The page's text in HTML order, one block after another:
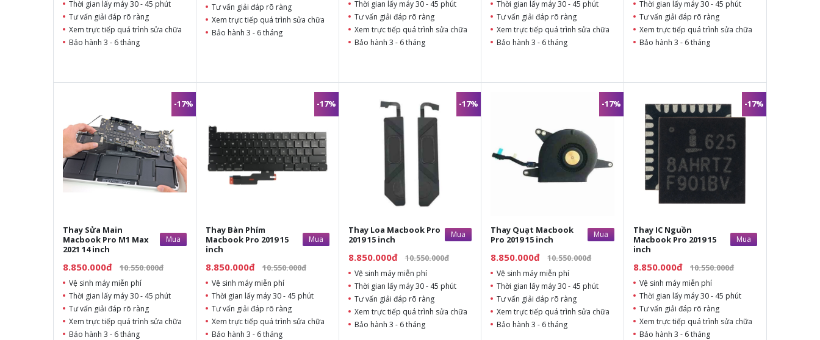
Thời gian lấy máy 30 - 45 phút
Tư vấn giải đáp rõ ràng
Xem trực tiếp quá trình sửa chữa
Bảo hành 3 - 6 tháng
Tư vấn giải đáp rõ ràng
Xem trực tiếp quá trình sửa chữa
Bảo hành 3 - 6 tháng
Thời gian lấy máy 30 - 45 phút
Tư vấn giải đáp rõ ràng
Xem trực tiếp quá trình sửa chữa
Bảo hành 3 - 6 tháng
Thời gian lấy máy 30 - 45 phút
Tư vấn giải đáp rõ ràng
Xem trực tiếp quá trình sửa chữa
Bảo hành 3 - 6 tháng
Thời gian lấy máy 30 - 45 phút
Tư vấn giải đáp rõ ràng
Xem trực tiếp quá trình sửa chữa
Bảo hành 3 - 6 tháng
-17%
Thay Sửa Main
Macbook Pro M1 Max
2021 14 inch
Mua
8.850.000đ 10.550.000đ
Vệ sinh máy miễn phí
Thời gian lấy máy 30 - 45 phút
Tư vấn giải đáp rõ ràng
Xem trực tiếp quá trình sửa chữa
Bảo hành 3 - 6 tháng
-17%
Thay Bàn Phím
Macbook Pro 2019 15
inch
Mua
8.850.000đ 10.550.000đ
Vệ sinh máy miễn phí
Thời gian lấy máy 30 - 45 phút
Tư vấn giải đáp rõ ràng
Xem trực tiếp quá trình sửa chữa
Bảo hành 3 - 6 tháng
-17%
Thay Loa Macbook Pro
2019 15 inch
Mua
8.850.000đ 10.550.000đ
Vệ sinh máy miễn phí
Thời gian lấy máy 30 - 45 phút
Tư vấn giải đáp rõ ràng
Xem trực tiếp quá trình sửa chữa
Bảo hành 3 - 6 tháng
-17%
Thay Quạt Macbook
Pro 2019 15 inch
Mua
8.850.000đ 10.550.000đ
Vệ sinh máy miễn phí
Thời gian lấy máy 30 - 45 phút
Tư vấn giải đáp rõ ràng
Xem trực tiếp quá trình sửa chữa
Bảo hành 3 - 6 tháng
-17%
Thay IC Nguồn
Macbook Pro 2019 15
inch
Mua
8.850.000đ 10.550.000đ
Vệ sinh máy miễn phí
Thời gian lấy máy 30 - 45 phút
Tư vấn giải đáp rõ ràng
Xem trực tiếp quá trình sửa chữa
Bảo hành 3 - 6 tháng